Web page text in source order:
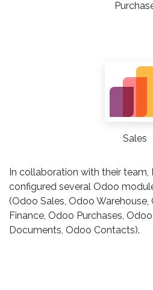
Sales
In collaboration with their team,
configured several Odoo
(Odoo Sales, Odoo
Finance, Odoo Purchases,
Documents, Odoo Contacts).